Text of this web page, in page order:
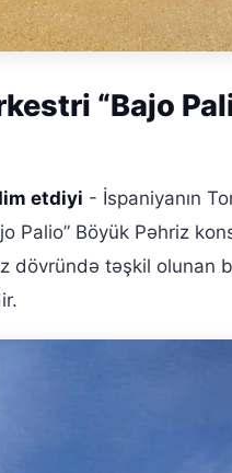
“Bajo
etdiyi - İspaniyanın
Palio” Böyük Pəhriz
dövründə təşkil olunan